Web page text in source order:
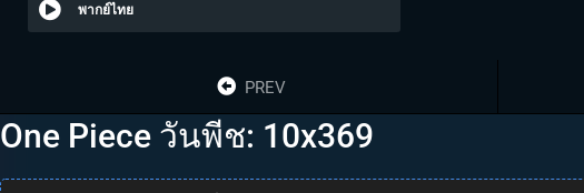
พากย์ไทย
PREV
One Piece วันพีช: 10x369